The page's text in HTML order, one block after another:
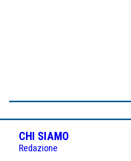
CHI SIAMO
Redazione